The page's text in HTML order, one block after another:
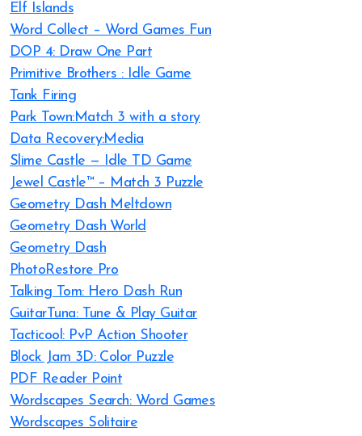
Elf Islands
Word Collect – Word Games Fun
DOP 4: Draw One Part
Primitive Brothers : Idle Game
Tank Firing
Park Town:Match 3 with a story
Data Recovery:Media
Slime Castle — Idle TD Game
Jewel Castle™ – Match 3 Puzzle
Geometry Dash Meltdown
Geometry Dash World
Geometry Dash
PhotoRestore Pro
Talking Tom: Hero Dash Run
GuitarTuna: Tune & Play Guitar
Tacticool: PvP Action Shooter
Block Jam 3D: Color Puzzle
PDF Reader Point
Wordscapes Search: Word Games
Wordscapes Solitaire